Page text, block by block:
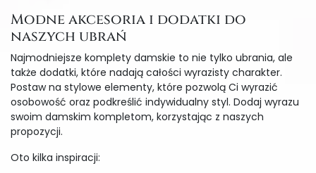
Modne akcesoria i dodatki do
naszych ubrań
Najmodniejsze komplety damskie to nie tylko ubrania, ale
także dodatki, które nadają całości wyrazisty charakter.
Postaw na stylowe elementy, które pozwolą Ci wyrazić
osobowość oraz podkreślić indywidualny styl. Dodaj wyrazu
swoim damskim kompletom, korzystając z naszych
propozycji.
Oto kilka inspiracji: